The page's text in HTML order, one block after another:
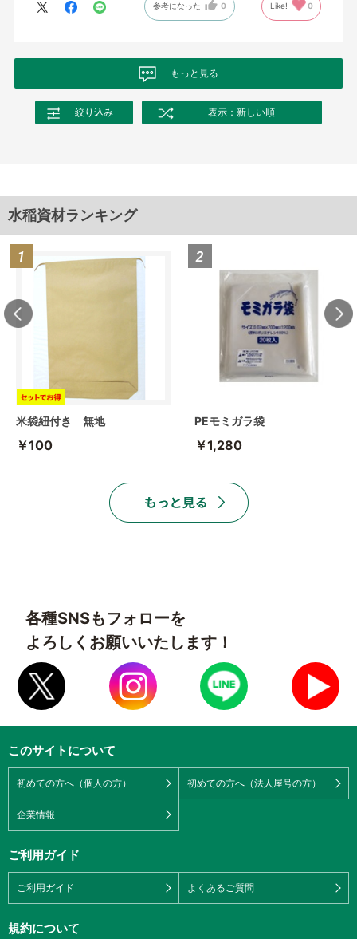
参考になった 0 Like! 0
もっと見る
絞り込み 表示：新しい順
水稲資材ランキング
米袋紐付き 無地
￥100
PEモミガラ袋
￥1,280
各種SNSもフォローを
よろしくお願いいたします！
このサイトについて
初めての方へ（個人の方） 初めての方へ（法人屋号の方）
企業情報
ご利用ガイド
ご利用ガイド よくあるご質問
規約について